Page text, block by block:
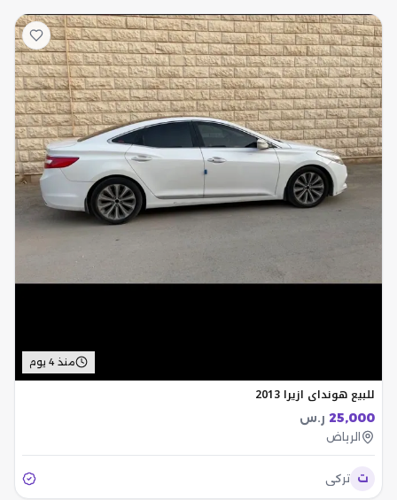
منذ 4 يوم
للبيع هونداي ازيرا 2013
25,000 ر.س
الرياض
ت تركي